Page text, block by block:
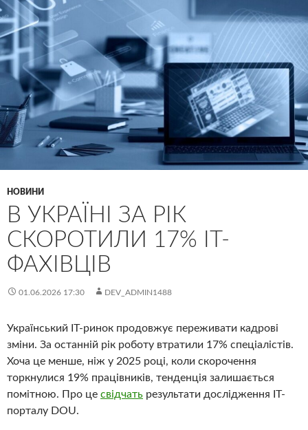
НОВИНИ
В УКРАЇНІ ЗА РІК
СКОРОТИЛИ 17% IT-
ФАХІВЦІВ
01.06.2026 17:30 DEV_ADMIN1488
Український IT-ринок продовжує переживати кадрові
зміни. За останній рік роботу втратили 17% спеціалістів.
Хоча це менше, ніж у 2025 році, коли скорочення
торкнулися 19% працівників, тенденція залишається
помітною. Про це свідчать результати дослідження IT-
порталу DOU.